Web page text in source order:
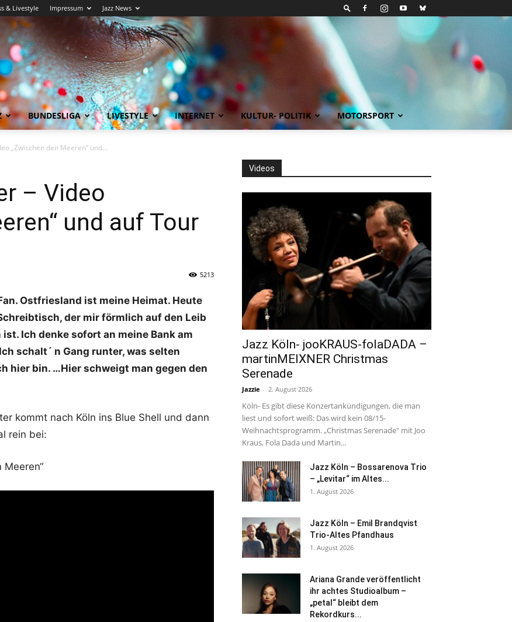
& Livestyle Impressum Jazz News
BUNDESLIGA LIVESTYLE INTERNET KULTUR- POLITIK MOTORSPORT
„Zwischen den Meeren“ und...
– Video
und auf Tour
5213
Ostfriesland ist meine Heimat. Heute
der mir förmlich auf den Leib
Ich denke sofort an meine Bank am
schalt´ n Gang runter, was selten
hier bin. …Hier schweigt man gegen den
kommt nach Köln ins Blue Shell und dann
rein bei:
Videos
Jazz Köln- jooKRAUS-folaDADA –
martinMEIXNER Christmas
Serenade
Jazzie - 2. August 2026
Köln- Es gibt diese Konzertankündigungen, die man
liest und sofort weiß: Das wird kein 08/15-
Weihnachtsprogramm. „Christmas Serenade" mit Joo
Kraus, Fola Dada und Martin...
Jazz Köln – Bossarenova Trio
– „Levitar“ im Altes...
1. August 2026
Jazz Köln – Emil Brandqvist
Trio-Altes Pfandhaus
1. August 2026
Ariana Grande veröffentlicht
ihr achtes Studioalbum –
„petal“ bleibt dem
Rekordkurs...